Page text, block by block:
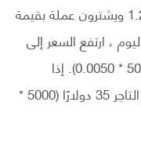
إنهم يشترون EUR / USD بسعر 1.2500 ويشترون عملة بقيمة
، ارتفع السعر إلى
1.2550. التاجر يصل إلى 25 دولارًا (5000 * 0.0050). إذا
انخفض السعر إلى 1.2430 ، فسيخسر التاجر 35 دولارًا (5000 *